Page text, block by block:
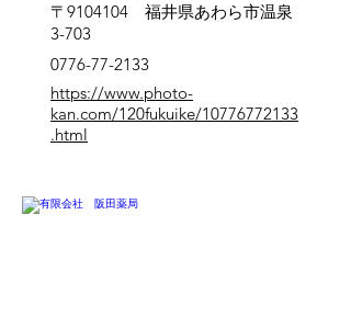
〒9104104 福井県あわら市温泉
3-703
0776-77-2133
https://www.photo-
kan.com/120fukuike/10776772133
.html